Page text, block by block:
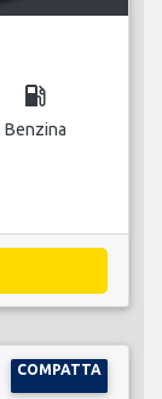
local_gas_station
Benzina
COMPATTA